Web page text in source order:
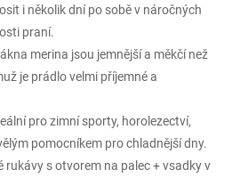
i několik dní po sobě v náročných
praní.
merina jsou jemnější a měkčí než
je prádlo velmi příjemné a
pro zimní sporty, horolezectví,
pomocníkem pro chladnější dny.
rukávy s otvorem na palec + vsadky v